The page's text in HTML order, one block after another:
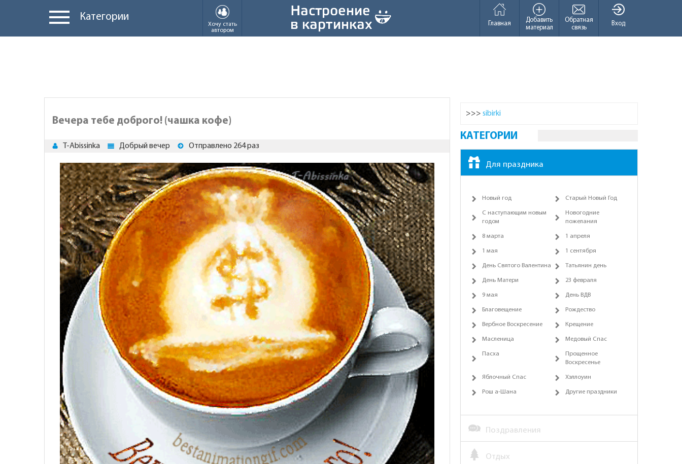
Категории
Хочу стать
автором
Вход
Обратная
связь
Добавить
материал
Главная
Вечера тебе доброго! (чашка кофе)
T-Abissinka Добрый вечер Отправлено 264 раз
>>> sibirki
КАТЕГОРИИ
Для праздника
Новый год Старый Новый Год
С наступающим новым
годом
Новогодние
пожелания
8 марта 1 апреля
1 мая 1 сентября
День Святого Валентина Татьянин день
День Матери 23 февраля
9 мая День ВДВ
Благовещение Рождество
Вербное Воскресение Крещение
Масленица Медовый Спас
Пасха
Прощенное
Воскресенье
Яблочный Спас Хэллоуин
Рош а-Шана Другие праздники
Поздравления
Отдых